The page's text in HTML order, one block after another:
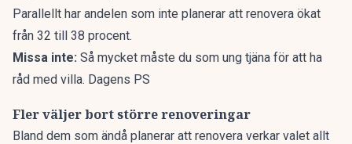
Parallellt har andelen som inte planerar att renovera ökat
från 32 till 38 procent.
Missa inte: Så mycket måste du som ung tjäna för att ha
råd med villa. Dagens PS
Fler väljer bort större renoveringar
Bland dem som ändå planerar att renovera verkar valet allt